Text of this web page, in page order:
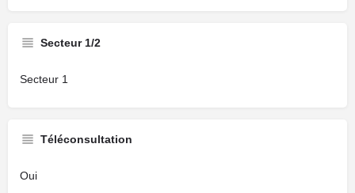
Secteur 1/2
Secteur 1
Téléconsultation
Oui